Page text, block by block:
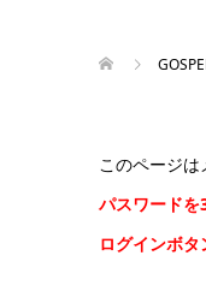
このページは
パスワードを
ログインボ